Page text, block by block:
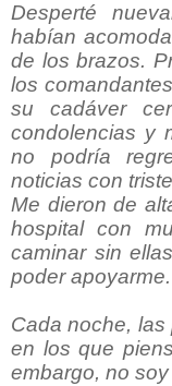
Desperté
habían
de los brazos.
los
su cadáver
condolencias y
no podría
noticias con
Me dieron de
hospital con
caminar sin
poder apoyarme.
Cada noche,
en los que
embargo, no